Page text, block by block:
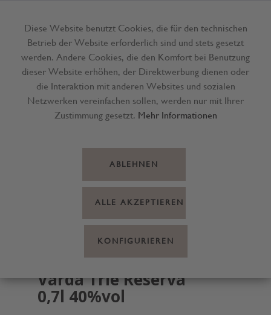
Menü
Grappa Villa de
Varda Triè Reserva
0,7l 40%vol
Diese Website benutzt Cookies, die für den technischen
Betrieb der Website erforderlich sind und stets gesetzt
werden. Andere Cookies, die den Komfort bei Benutzung
dieser Website erhöhen, der Direktwerbung dienen oder
die Interaktion mit anderen Websites und sozialen
Netzwerken vereinfachen sollen, werden nur mit Ihrer
Zustimmung gesetzt. Mehr Informationen
ABLEHNEN
ALLE AKZEPTIEREN
KONFIGURIEREN